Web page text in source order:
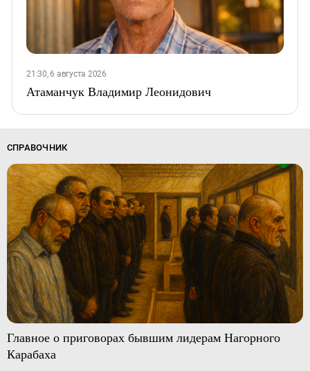
21:30, 6 августа 2026
Атаманчук Владимир Леонидович
СПРАВОЧНИК
Главное о приговорах бывшим лидерам Нагорного
Карабаха